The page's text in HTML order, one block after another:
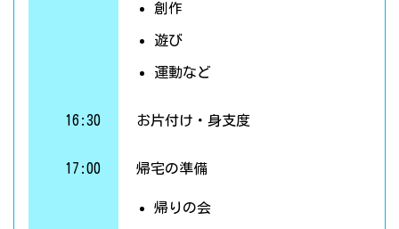
創作
遊び
運動など
16:30 お片付け・身支度
17:00 帰宅の準備
帰りの会